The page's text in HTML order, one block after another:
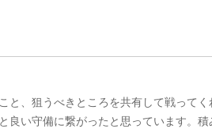
と、狙うべきところを共有して戦って
良い守備に繋がったと思っています。